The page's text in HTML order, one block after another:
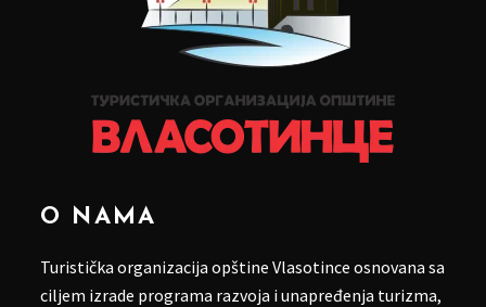
O NAMA
Turistička organizacija opštine Vlasotince osnovana sa
ciljem izrade programa razvoja i unapređenja turizma,